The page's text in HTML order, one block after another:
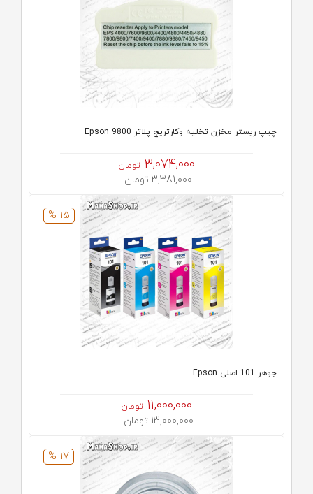
چیپ ریستر مخزن تخلیه وکارتریج پلاتر Epson 9800
3,074,000 تومان
3,381,000 تومان
15 %
جوهر 101 اصلی Epson
11,000,000 تومان
13,000,000 تومان
17 %